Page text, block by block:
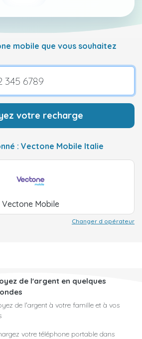
mobile que vous souhaitez
votre recharge
: Vectone Mobile Italie
Vectone Mobile
Changer d opérateur
de l'argent en quelques
de l'argent à votre famille et à vos
votre téléphone portable dans